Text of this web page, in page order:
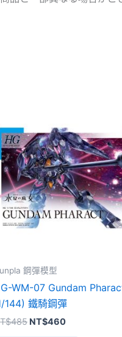
鋼彈模型
WM-07 Gundam
144) 鐵騎鋼彈
485 原
NT$460目